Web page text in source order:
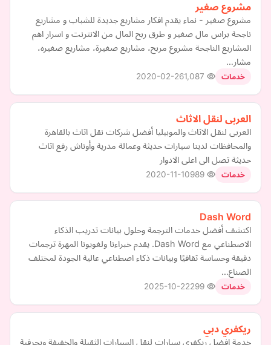
مشروع صغير
مشروع صغير - نماء يقدم افكار مشاريع جديدة للشباب و مشاريع
ناجحة براس مال صغير و طرق ربح المال من الانترنت و اسرار اهم
المشاريع الناجحة مشروع مربح، مشاريع صغيرة، مشاريع صغيره،
مشار…
خدمات 2020-02-26
العربى لنقل الاثاث
العربى لنقل الاثاث والموبيليا أفضل شركات نقل اثاث بالقاهرة
والمحافظات لدينا سيارات حديثة وعمالة مدرية وأوناش رفع اثاث
حديثة تصل الى اعلى الادوار
خدمات 2020-11-10
Dash Word
اكتشف أفضل خدمات الترجمة وحلول بيانات تدريب الذكاء
الاصطناعي مع Dash Word. يقدم خبراءنا ولغويونا المهرة ترجمات
دقيقة وحساسة ثقافيًا وبيانات ذكاء اصطناعي عالية الجودة لمختلف
الصناع…
خدمات 2025-10-22
ريكفري دبي
خدمة افضل ريكفري سيارات لنقل السيارات الثقيلة والخفيفة وبحرفية